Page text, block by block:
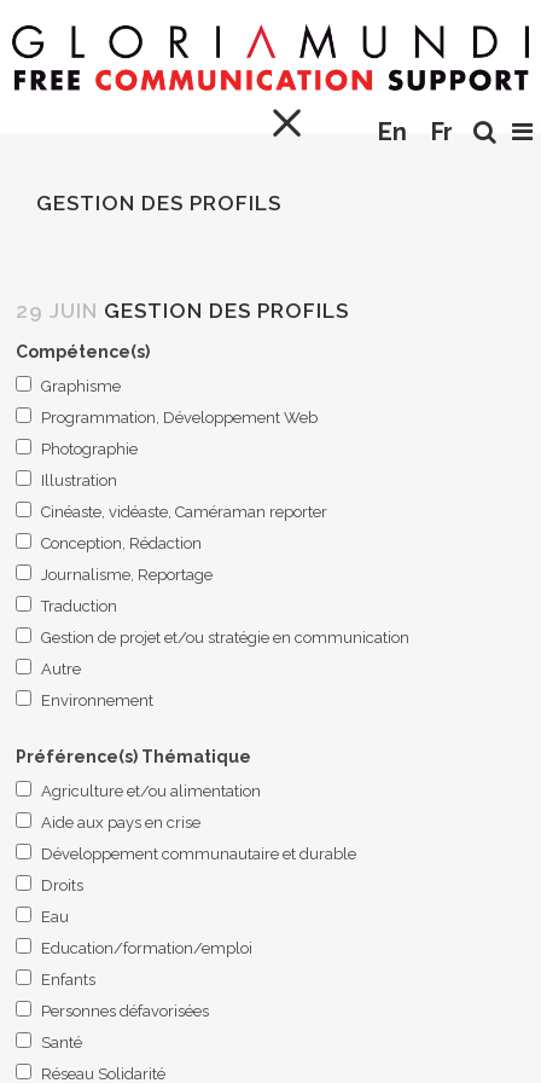
En Fr
GESTION DES PROFILS
29 JUIN GESTION DES PROFILS
If
you
are
human,
leave
this
field
blank.
Compétence(s)
Graphisme
Programmation, Développement Web
Photographie
Illustration
Cinéaste, vidéaste, Caméraman reporter
Conception, Rédaction
Journalisme, Reportage
Traduction
Gestion de projet et/ou stratégie en communication
Autre
Environnement
Préférence(s) Thématique
Agriculture et/ou alimentation
Aide aux pays en crise
Développement communautaire et durable
Droits
Eau
Education/formation/emploi
Enfants
Personnes défavorisées
Santé
Réseau Solidarité